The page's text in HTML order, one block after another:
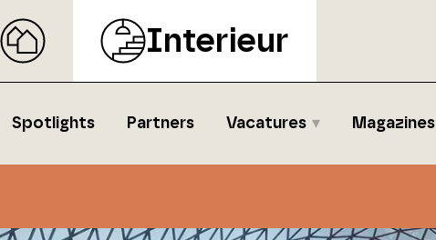
Interieur
Spotlights Partners Vacatures Magazines